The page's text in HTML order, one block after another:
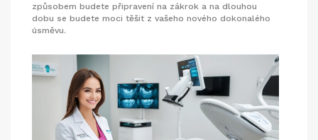
způsobem budete připravení na zákrok a na dlouhou
dobu se budete moci těšit z vašeho nového dokonalého
úsměvu.